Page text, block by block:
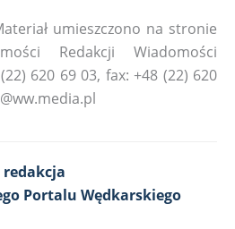
umieszczono na stronie
Redakcji Wiadomości
620 69 03, fax: +48 (22) 620
redakcja
Portalu Wędkarskiego